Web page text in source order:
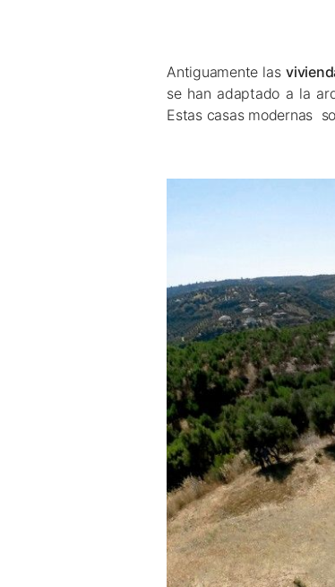
Antiguamente las
se han adaptado a la
Estas casas modernas